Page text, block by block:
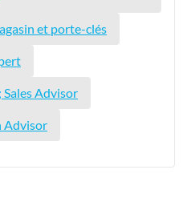
et porte-clés
Advisor
Advisor